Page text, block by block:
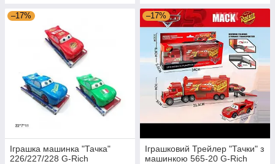
–17%
Іграшка машинка "Тачка"
226/227/228 G-Rich
–17%
Іграшковий Трейлер "Тачки" з
машинкою 565-20 G-Rich